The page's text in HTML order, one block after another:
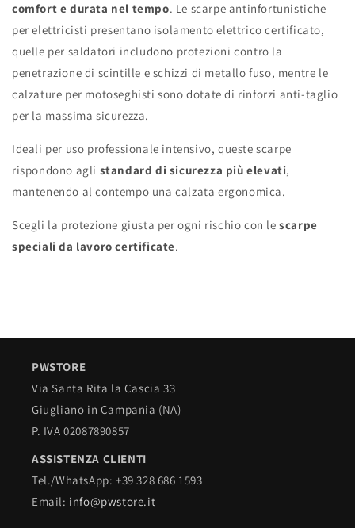
comfort e durata nel tempo. Le scarpe antinfortunistiche
per elettricisti presentano isolamento elettrico certificato,
quelle per saldatori includono protezioni contro la
penetrazione di scintille e schizzi di metallo fuso, mentre le
calzature per motoseghisti sono dotate di rinforzi anti-taglio
per la massima sicurezza.
Ideali per uso professionale intensivo, queste scarpe
rispondono agli standard di sicurezza più elevati,
mantenendo al contempo una calzata ergonomica.
Scegli la protezione giusta per ogni rischio con lescarpe
speciali da lavoro certificate.
PWSTORE
Via Santa Rita la Cascia 33
Giugliano in Campania (NA)
P. IVA 02087890857
ASSISTENZA CLIENTI
Tel./WhatsApp: +39 328 686 1593
Email: info@pwstore.it